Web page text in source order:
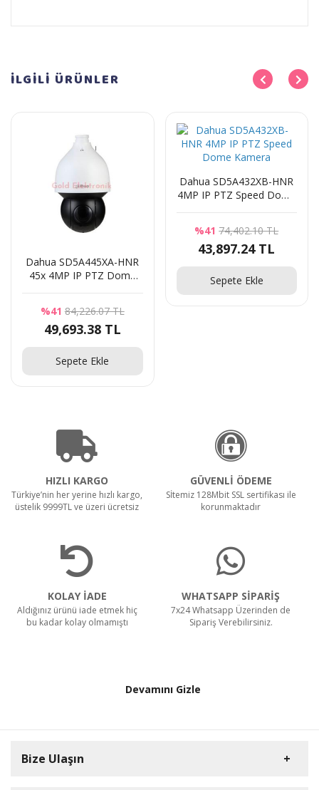
İLGİLİ ÜRÜNLER
Dahua SD5A445XA-HNR
45x 4MP IP PTZ Dome
%41 84,226.07 TL
49,693.38 TL
Sepete Ekle
Dahua SD5A432XB-HNR
4MP IP PTZ Speed Dome
%41 74,402.10 TL
43,897.24 TL
Sepete Ekle
HIZLI KARGO
Türkiye’nin her yerine hızlı kargo,
üstelik 9999TL ve üzeri ücretsiz
GÜVENLİ ÖDEME
Sİtemiz 128Mbit SSL sertifikası ile
korunmaktadır
KOLAY İADE
Aldığınız ürünü iade etmek hiç
bu kadar kolay olmamıştı
WHATSAPP SİPARİŞ
7x24 Whatsapp Üzerinden de
Sipariş Verebilirsiniz.
Devamını Gizle
Bize Ulaşın